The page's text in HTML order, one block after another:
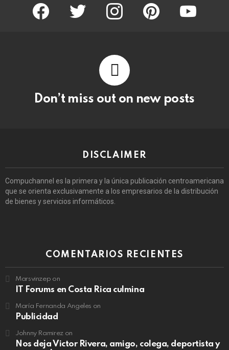
facebook twitter instagram pinterest youtube
Don’t miss out on new posts
DISCLAIMER
Compuchannel es la primera y la única publicación centroamericana
que se orienta exclusivamente a los empresarios de la distribución
de bienes y servicios informáticos.
COMENTARIOS RECIENTES
Marsvinzep on
IT Forums en Costa Rica culmina
María Fernanda Angeles on
Publicidad
Johnny Ramirezon
Nos deja Victor Rivera, amigo, colega, deportista y